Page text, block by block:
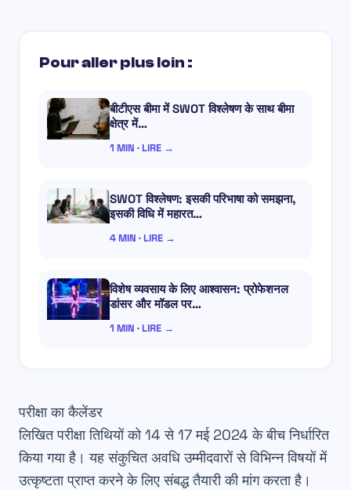
Pour aller plus loin :
बीटीएस बीमा में SWOT विश्लेषण के साथ बीमा
क्षेत्र में…
1 MIN · LIRE →
SWOT विश्लेषण: इसकी परिभाषा को समझना,
इसकी विधि में महारत…
4 MIN · LIRE →
विशेष व्यवसाय के लिए आश्वासन: प्रोफेशनल
डांसर और मॉडल पर…
1 MIN · LIRE →
परीक्षा का कैलेंडर
लिखितपरीक्षा तिथियोंको 14 से 17 मई 2024 के बीच निर्धारित
किया गया है। यह संकुचित अवधि उम्मीदवारों से विभिन्न विषयों में
उत्कृष्टता प्राप्त करने के लिएसंबद्ध तैयारीकी मांग करता है।